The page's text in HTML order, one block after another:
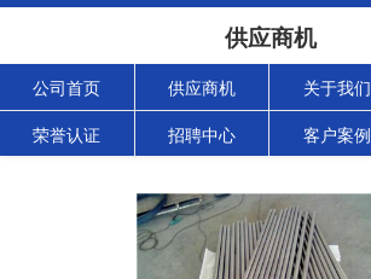
供应商机
公司首页 供应商机 关于我们
荣誉认证 招聘中心 客户案例